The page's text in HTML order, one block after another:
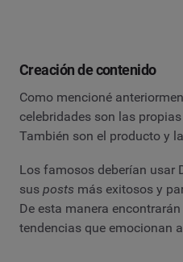
Creación de contenido
Como mencioné
celebridades son las
También son el producto y
Los famosos deberían usar
sus posts más exitosos y
De esta manera
tendencias que emocionan